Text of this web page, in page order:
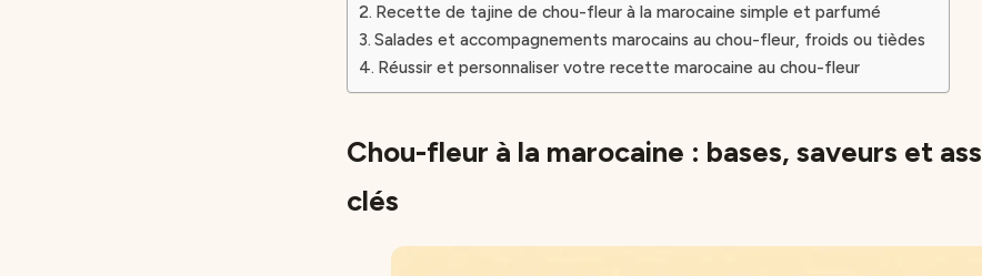
Recette de tajine de chou-fleur à la marocaine simple et parfumé
Salades et accompagnements marocains au chou-fleur, froids ou tièdes
Réussir et personnaliser votre recette marocaine au chou-fleur
Chou-fleur à la marocaine : bases, saveurs et
clés